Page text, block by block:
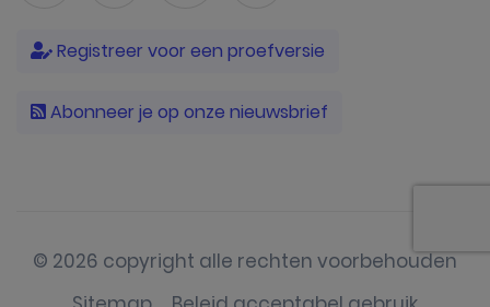
Registreer voor een proefversie
Abonneer je op onze nieuwsbrief
© 2026 copyright alle rechten voorbehouden